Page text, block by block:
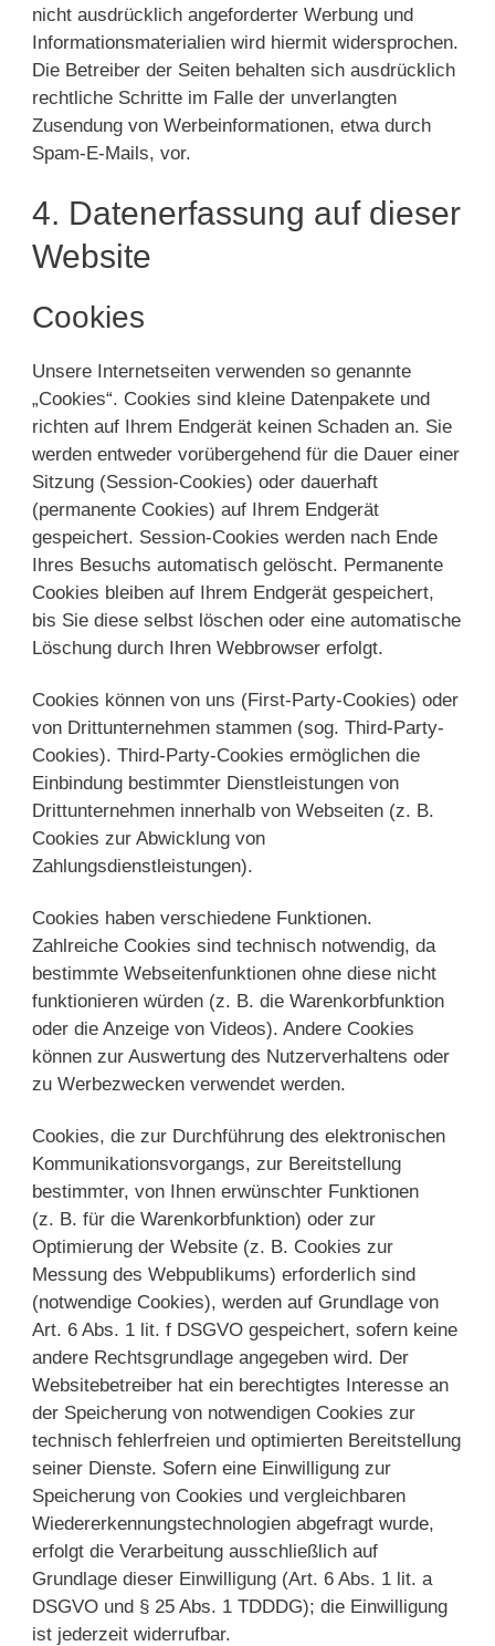
nicht ausdrücklich angeforderter Werbung und
Informationsmaterialien wird hiermit widersprochen.
Die Betreiber der Seiten behalten sich ausdrücklich
rechtliche Schritte im Falle der unverlangten
Zusendung von Werbeinformationen, etwa durch
Spam-E-Mails, vor.
4. Datenerfassung auf dieser
Website
Cookies
Unsere Internetseiten verwenden so genannte
„Cookies“. Cookies sind kleine Datenpakete und
richten auf Ihrem Endgerät keinen Schaden an. Sie
werden entweder vorübergehend für die Dauer einer
Sitzung (Session-Cookies) oder dauerhaft
(permanente Cookies) auf Ihrem Endgerät
gespeichert. Session-Cookies werden nach Ende
Ihres Besuchs automatisch gelöscht. Permanente
Cookies bleiben auf Ihrem Endgerät gespeichert,
bis Sie diese selbst löschen oder eine automatische
Löschung durch Ihren Webbrowser erfolgt.
Cookies können von uns (First-Party-Cookies) oder
von Drittunternehmen stammen (sog. Third-Party-
Cookies). Third-Party-Cookies ermöglichen die
Einbindung bestimmter Dienstleistungen von
Drittunternehmen innerhalb von Webseiten (z. B.
Cookies zur Abwicklung von
Zahlungsdienstleistungen).
Cookies haben verschiedene Funktionen.
Zahlreiche Cookies sind technisch notwendig, da
bestimmte Webseitenfunktionen ohne diese nicht
funktionieren würden (z. B. die Warenkorbfunktion
oder die Anzeige von Videos). Andere Cookies
können zur Auswertung des Nutzerverhaltens oder
zu Werbezwecken verwendet werden.
Cookies, die zur Durchführung des elektronischen
Kommunikationsvorgangs, zur Bereitstellung
bestimmter, von Ihnen erwünschter Funktionen
(z. B. für die Warenkorbfunktion) oder zur
Optimierung der Website (z. B. Cookies zur
Messung des Webpublikums) erforderlich sind
(notwendige Cookies), werden auf Grundlage von
Art. 6 Abs. 1 lit. f DSGVO gespeichert, sofern keine
andere Rechtsgrundlage angegeben wird. Der
Websitebetreiber hat ein berechtigtes Interesse an
der Speicherung von notwendigen Cookies zur
technisch fehlerfreien und optimierten Bereitstellung
seiner Dienste. Sofern eine Einwilligung zur
Speicherung von Cookies und vergleichbaren
Wiedererkennungstechnologien abgefragt wurde,
erfolgt die Verarbeitung ausschließlich auf
Grundlage dieser Einwilligung (Art. 6 Abs. 1 lit. a
DSGVO und § 25 Abs. 1 TDDDG); die Einwilligung
ist jederzeit widerrufbar.